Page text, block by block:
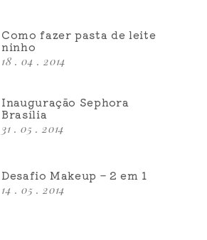
Como fazer pasta de leite
ninho
18 . 04 . 2014
Inauguração Sephora
Brasília
31 . 05 . 2014
Desafio Makeup – 2 em 1
14 . 05 . 2014